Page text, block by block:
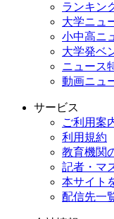
ランキン
大学ニュ
小中高ニ
大学発ベ
ニュース
動画ニュ
サービス
ご利用案
利用規約
教育機関
記者・マ
本サイト
配信先一